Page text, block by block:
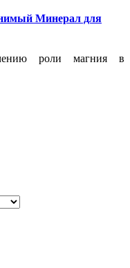
Минерал для
роли магния в